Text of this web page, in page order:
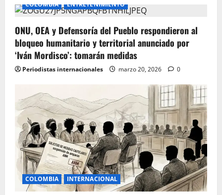
COLOMBIA
ENTRETENIMIENTO
ONU, OEA y Defensoría del Pueblo respondieron al
bloqueo humanitario y territorial anunciado por
‘Iván Mordisco’: tomarán medidas
Periodistas internacionales marzo 20, 2026 0
COLOMBIA INTERNACIONAL